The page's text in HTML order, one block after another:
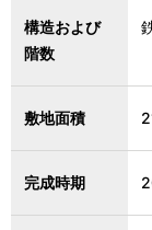
構造および
階数
敷地面積
完成時期